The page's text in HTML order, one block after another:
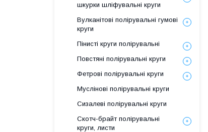
шкурки шліфувальні круги
Вулканітові полірувальні гумові
круги
Пінисті круги полірувальні
Повстяні полірувальні круги
Фетрові полірувальні круги
Муслінові полірувальні круги
Сизалеві полірувальні круги
Скотч-брайт полірувальні
круги, листи